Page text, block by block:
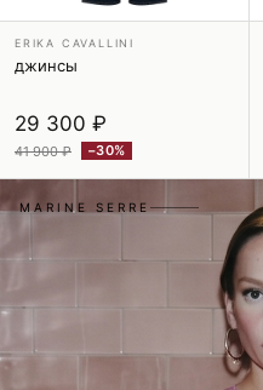
ERIKA CAVALLINI
джинсы
29 300 ₽
41 900 ₽ −30%
MARINE SERRE